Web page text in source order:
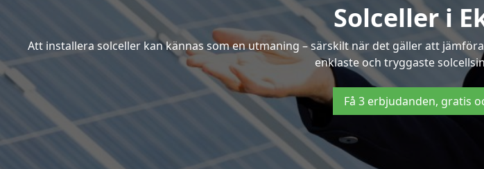
Solceller i
Att installera solceller kan kännas som en utmaning – särskilt när det gäller att
enklaste och tryggaste
Få 3 erbjudanden, gratis